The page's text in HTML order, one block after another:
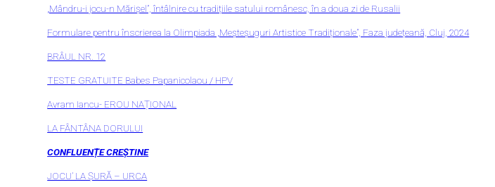
„Mândru-i jocu-n Mărișel”, întâlnire cu tradițiile satului românesc, în a doua zi de Rusalii
Formulare pentru înscrierea la Olimpiada „Meșteșuguri Artistice Tradiționale”, Faza județeană, Cluj, 2024
BRÂUL NR. 12
TESTE GRATUITE Babes Papanicolaou / HPV
Avram Iancu- EROU NAȚIONAL
LA FÂNTÂNA DORULUI
CONFLUENȚE CREȘTINE
JOCU’ LA ȘURĂ – URCA